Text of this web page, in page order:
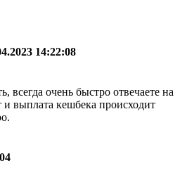
14:22:08
всегда очень быстро отвечаете на
выплата кешбека происходит